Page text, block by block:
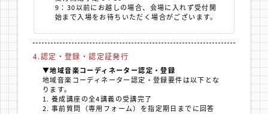
9：30以前にお越しの場合、会場に入れず受付開
始まで入場をお待ちいただく場合がございます。
4.認定・登録・認定証発行
▼地域音楽コーディネーター認定・登録
地域音楽コーディネーター認定・登録要件は以下とな
ります。
養成講座の全4講義の受講完了
事前質問（専用フォーム）を指定期日までに回答